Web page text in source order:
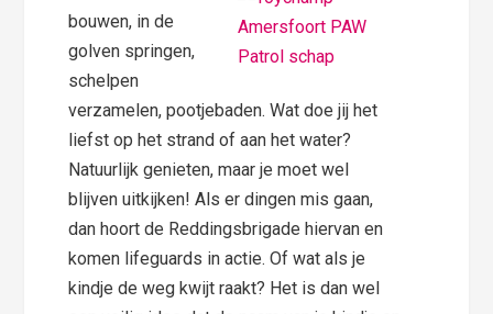
bouwen, in de
golven springen,
schelpen
verzamelen, pootjebaden. Wat doe jij het
liefst op het strand of aan het water?
Natuurlijk genieten, maar je moet wel
blijven uitkijken! Als er dingen mis gaan,
dan hoort de Reddingsbrigade hiervan en
komen lifeguards in actie. Of wat als je
kindje de weg kwijt raakt? Het is dan wel